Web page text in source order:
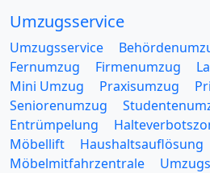
Umzugsservice
Umzugsservice
Fernumzug
Firmenumzug
Mini Umzug
Praxisumzug
Seniorenumzug
Entrümpelung
Möbellift
Haushaltsauflösung
Möbelmitfahrzentrale